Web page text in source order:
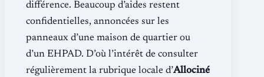
différence. Beaucoup d’aides restent
confidentielles, annoncées sur les
panneaux d’une maison de quartier ou
d’un EHPAD. D’où l’intérêt de consulter
régulièrement la rubrique locale d’Allociné